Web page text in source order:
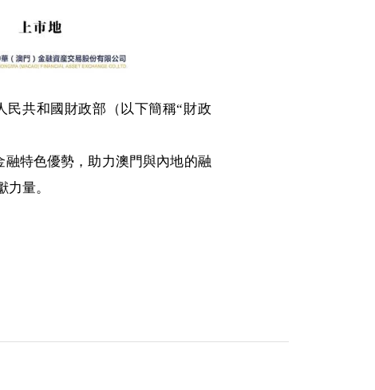
民共和國財政部（以下簡稱“財政
特色優勢，助力澳門與內地的融
量。